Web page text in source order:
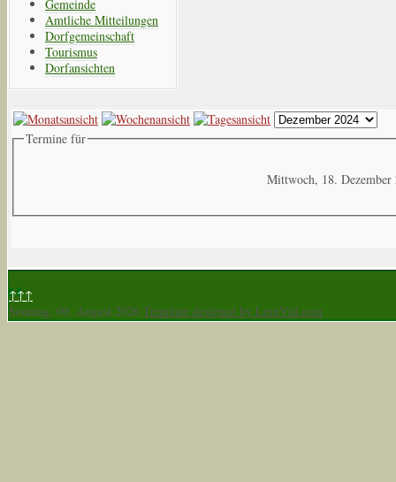
Gemeinde
Amtliche Mitteilungen
Dorfgemeinschaft
Tourismus
Dorfansichten
Termine für
Mittwoch, 18. Dezember
↑↑↑
Sonntag, 09. August 2026 Template designed by LernVid.com